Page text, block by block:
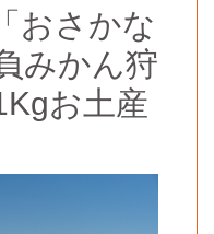
おさかな
みかん狩
お土産